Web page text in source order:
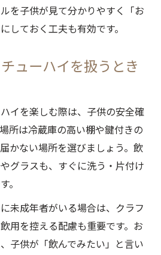
を子供が見て分かりやすく「お
しておく工夫も有効です。
ューハイを扱うとき
イを楽しむ際は、子供の安全確
所は冷蔵庫の高い棚や鍵付きの
かない場所を選びましょう。飲
グラスも、すぐに洗う・片付け
。
未成年者がいる場合は、クラフ
用を控える配慮も重要です。お
子供が「飲んでみたい」と言い